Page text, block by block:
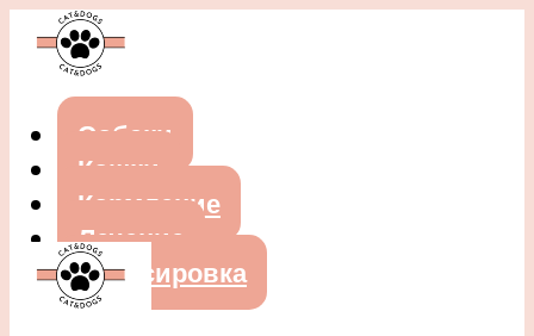
Собаки
Кошки
Кормление
Лечение
Дрессировка